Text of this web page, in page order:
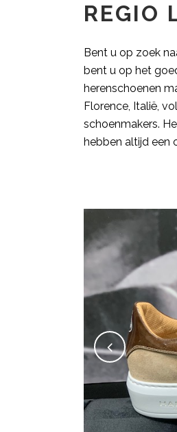
REGIO
Bent u op zoek
bent u op het
herenschoenen
Florence, Italië,
schoenmakers.
hebben altijd een